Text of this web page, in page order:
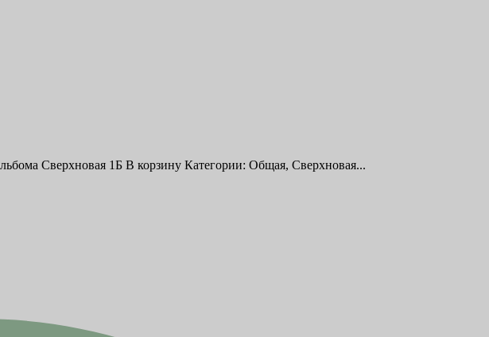
Сверхновая 1Б В корзину Категории: Общая, Сверхновая...